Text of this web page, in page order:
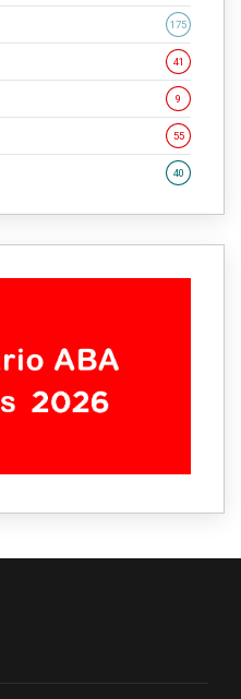
175
41
9
55
40